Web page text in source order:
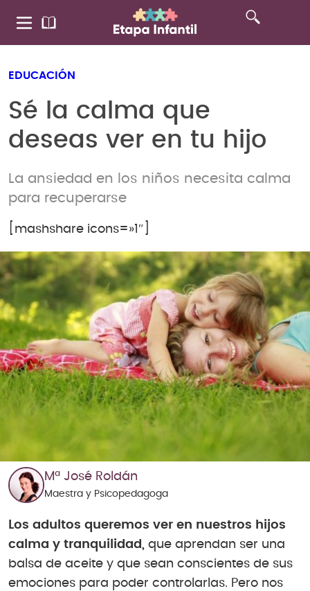
EDUCACIÓN
Sé la calma que
deseas ver en tu hijo
La ansiedad en los niños necesita calma
para recuperarse
[mashshare icons=»1″]
Mª José Roldán
Maestra y Psicopedagoga
Los adultos queremos ver en nuestros hijos
calma y tranquilidad, que aprendan ser una
balsa de aceite y que sean conscientes de sus
emociones para poder controlarlas. Pero nos